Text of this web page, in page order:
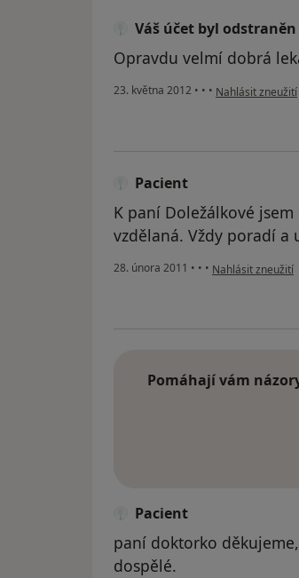
Váš účet byl odstraněn
Opravdu velmí dobrá
23. května 2012 • • • podle názoru
Nahlásit zneužití
Pacient
K paní Doležálkové
vzdělaná. Vždy poradí a
28. února 2011 • • • podle názoru
Nahlásit zneužití
Pomáhají vám
Pacient
paní doktorko
dospělé.